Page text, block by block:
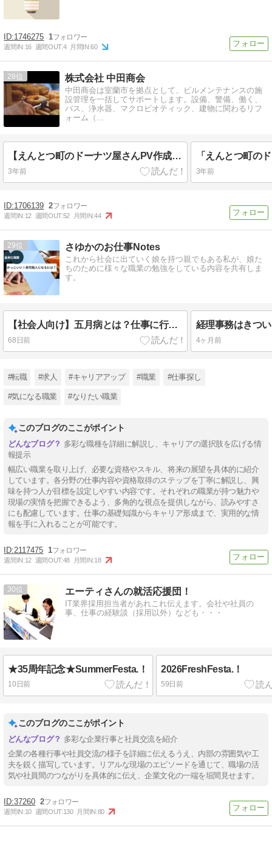
1746275 1
週間IN:16 週間OUT:4 月間IN:60
28 株式会社 中田商会
中田商会は室蘭市を拠点として、ビルメンテナンスの施
設管理を一括してサポートします。設備、警備、働く、
バス、浄水器、マクロビオティック、建物に関わるリフ
ォーム（…
【えんとつ町のドーナツ屋さんPV作成しました】
3年前 3年前
1706139 2
週間IN:12 週間OUT:52 月間IN:44
29 さゆかのお仕事Notes
これから社会に出ていく娘を持つ親でもある私が、娘た
ちのために様々な職業の勉強をしている内容を共有しま
す。
【社会人向け】五月病とは？仕事に行きたくない原因と今すぐできる対策
68日前 4ヶ月前
#転職 #求人 #キャリアアップ #職業 #仕事探し
#気になる職業 #なりたい職業
このブログのここがポイント
多彩な職種を詳細に解説し、キャリアの選択肢を広げる情
報提示
幅広い職業を取り上げ、必要な資格やスキル、将来の展望を具体的に紹介
しています。各分野の仕事内容や資格取得のステップを丁寧に解説し、興
味を持つ人が目標を設定しやすい内容です。それぞれの職業が持つ魅力や
現場の実情を把握できるよう、多角的な視点を提供しながら、読みやすさ
にも配慮しています。仕事の基礎知識からキャリア形成まで、実用的な情
報を手に入れることが可能です。
2117475 1
週間IN:12 週間OUT:48 月間IN:18
30 エーティさんの就活応援団！
IT業界採用担当者があれこれ伝えます。会社や社員の
事、仕事の経験談（採用以外）なども・・・
★35周年記念★SummerFesta.！
10日前
2026FreshFesta.！
59日前
このブログのここがポイント
多彩な企業行事と社員交流を紹介
企業の各種行事や社員交流の様子を詳細に伝えるうえ、内部の雰囲気や工
夫を鋭く描写しています。リアルな現場のエピソードを通じて、職場の活
気や社員間のつながりを具体的に伝え、企業文化の一端を垣間見せます。
37260 2
週間IN:10 週間OUT:130 月間IN:80